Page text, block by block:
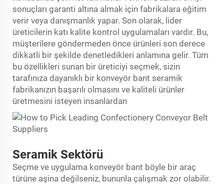
sonuçları garanti altına almak için fabrikalara eğitim
verir veya danışmanlık yapar. Son olarak, lider
üreticilerin katı kalite kontrol uygulamaları vardır. Bu,
müşterilere göndermeden önce ürünleri son derece
dikkatli bir şekilde denetledikleri anlamına gelir. Tüm
bu özellikleri sunan bir üreticiyi seçmek, sizin
tarafınıza dayanıklı bir konveyör bant seramik
fabrikanızın başarılı olmasını ve kaliteli ürünler
üretmesini isteyen insanlardan
Seramik Sektörü
Seçme ve uygulama konveyör bant böyle bir araç
türüne aşina değilseniz, bununla çalışmak zor olabilir.